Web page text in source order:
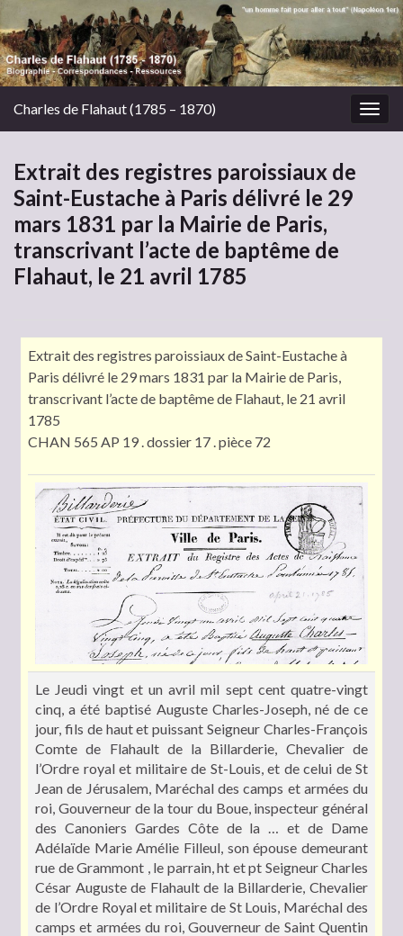
Charles de Flahaut (1785 – 1870)
Extrait des registres paroissiaux de
Saint-Eustache à Paris délivré le 29
mars 1831 par la Mairie de Paris,
transcrivant l’acte de baptême de
Flahaut, le 21 avril 1785
Extrait des registres paroissiaux de Saint-Eustache à
Paris délivré le 29 mars 1831 par la Mairie de Paris,
transcrivant l’acte de baptême de Flahaut, le 21 avril
1785
CHAN 565 AP 19 . dossier 17 . pièce 72
Le Jeudi vingt et un avril mil sept cent quatre-vingt
cinq, a été baptisé Auguste Charles-Joseph, né de ce
jour, fils de haut et puissant Seigneur Charles-François
Comte de Flahault de la Billarderie, Chevalier de
l’Ordre royal et militaire de St-Louis, et de celui de St
Jean de Jérusalem, Maréchal des camps et armées du
roi, Gouverneur de la tour du Boue, inspecteur général
des Canoniers Gardes Côte de la … et de Dame
Adélaïde Marie Amélie Filleul, son épouse demeurant
rue de Grammont , le parrain, ht et pt Seigneur Charles
César Auguste de Flahault de la Billarderie, Chevalier
de l’Ordre Royal et militaire de St Louis, Maréchal des
camps et armées du roi, Gouverneur de Saint Quentin